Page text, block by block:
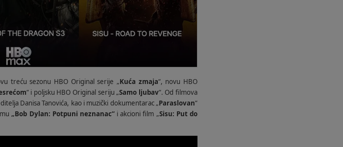
treću sezonu HBO Original serije „Kuća zmaja“, novu HBO
“ i poljsku HBO Original seriju „Samo ljubav“. Od filmova
Danisa Tanovića, kao i muzički dokumentarac „Paraslovan“
„Bob Dylan: Potpuni neznanac“ i akcioni film „Sisu: Put do